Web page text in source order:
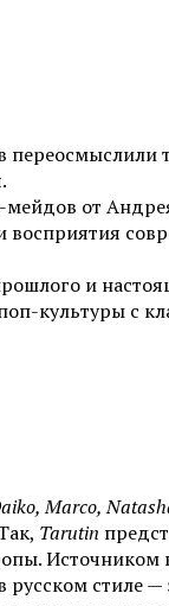
переосмыслили
мейдов от
и
культуры с
Marco,
Tarutin
Источником
русском стиле